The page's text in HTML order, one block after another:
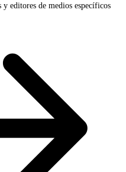
editores de medios específicos